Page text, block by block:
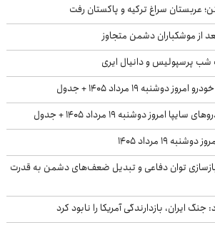
عربستان سراغ ترکیه و پاکستان رفت
شب پرسپولیس و دانیال ایری
۱۹ مرداد ۱۴۰۵ + جدول
دوشنبه ۱۹ مرداد ۱۴۰۵ + جدول
۱۹ مرداد ۱۴۰۵
توان دفاعی و تبدیل ضعف‌های دشمن به قدرت
ایران، بازدارندگی آمریکا را نابود کرد